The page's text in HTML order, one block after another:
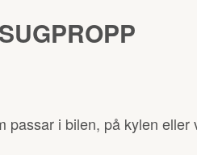
passar i bilen, på kylen eller